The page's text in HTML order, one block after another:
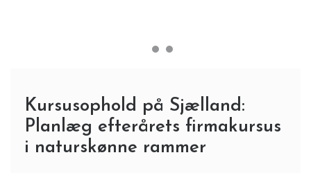
Kursusophold på Sjælland:
Planlæg efterårets firmakursus
i naturskønne rammer